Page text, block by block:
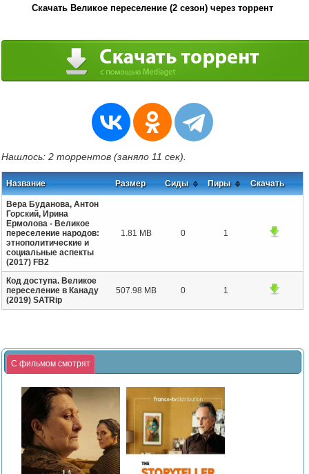
Скачать Великое переселение (2 сезон) через торрент
Нашлось: 2 торрентов (заняло 11 сек).
Название Размер Сиды Пиры Скачать
Вера Буданова, Антон
Горский, Ирина
Ермолова - Великое
переселение народов:
этнополитические и
социальные аспекты
(2017) FB2
1.81 MB 0 1
Код доступа. Великое
переселение в Канаду
(2019) SATRip
507.98 MB 0 1
С фильмом смотрят